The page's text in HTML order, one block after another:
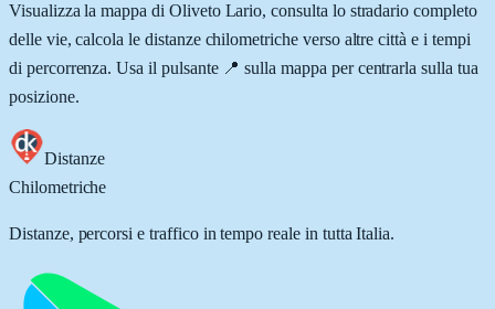
Visualizza la mappa di Oliveto Lario, consulta lo stradario completo
delle vie, calcola le distanze chilometriche verso altre città e i tempi
di percorrenza. Usa il pulsante 📍 sulla mappa per centrarla sulla tua
posizione.
Distanze
Chilometriche
Distanze, percorsi e traffico in tempo reale in tutta Italia.